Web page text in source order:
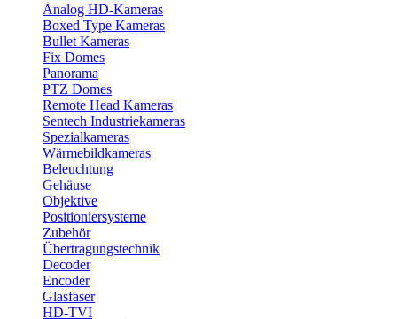
Analog HD-Kameras
Boxed Type Kameras
Bullet Kameras
Fix Domes
Panorama
PTZ Domes
Remote Head Kameras
Sentech Industriekameras
Spezialkameras
Wärmebildkameras
Beleuchtung
Gehäuse
Objektive
Positioniersysteme
Zubehör
Übertragungstechnik
Decoder
Encoder
Glasfaser
HD-TVI